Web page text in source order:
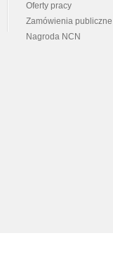
Oferty pracy
Zamówienia publiczne
Nagroda NCN